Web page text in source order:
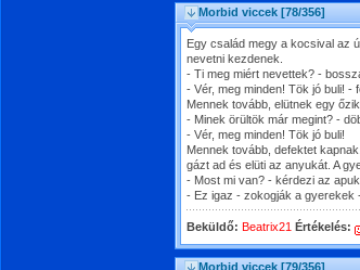
Morbid viccek [78/356]
Egy család megy a kocsival az
nevetni kezdenek.
- Ti meg miért nevettek? -
- Vér, meg minden! Tök jó buli! -
Mennek tovább, elütnek egy
- Minek örültök már megint? -
- Vér, meg minden! Tök jó buli!
Mennek tovább, defektet
gázt ad és elüti az anyukát. A
- Most mi van? - kérdezi az
- Ez igaz - zokogják a gyerekek
Beküldő: Beatrix21 Értékelés:
Morbid viccek [79/356]